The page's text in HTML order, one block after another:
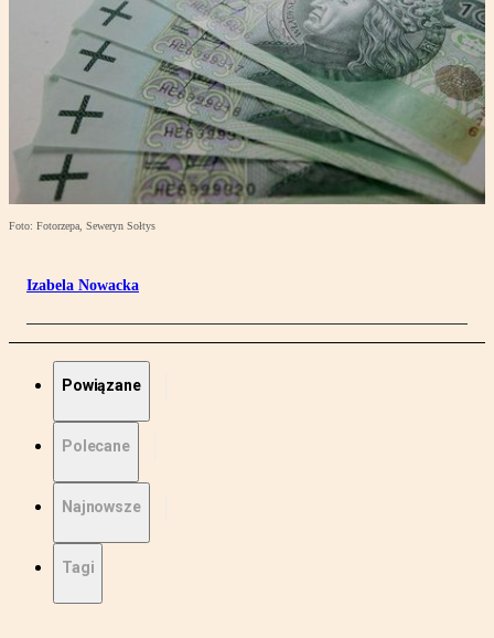
Foto: Fotorzepa, Seweryn Sołtys
Izabela Nowacka
Powiązane
Polecane
Najnowsze
Tagi